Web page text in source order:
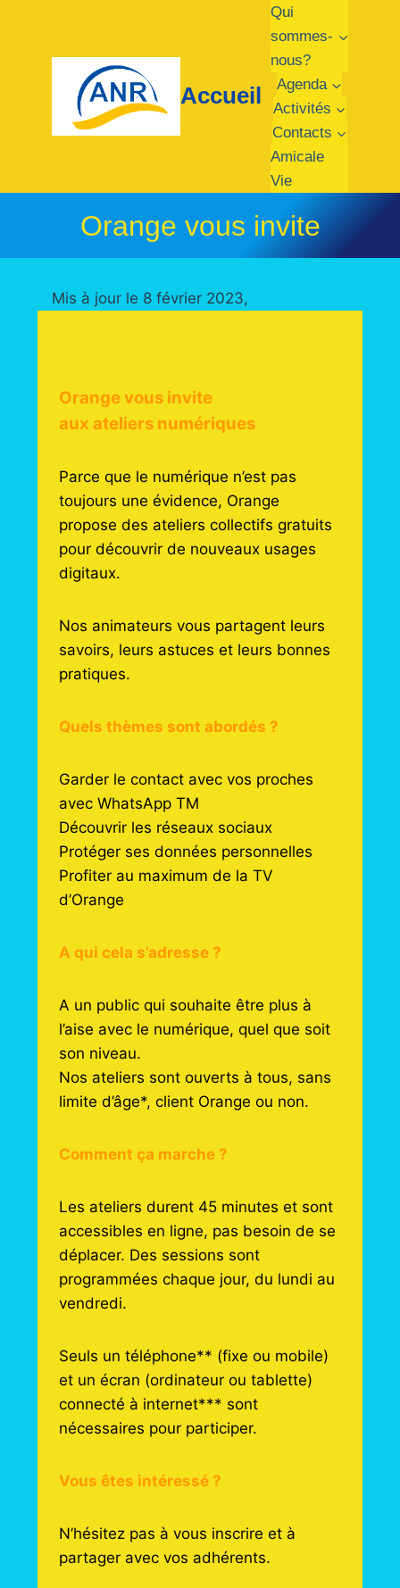
Accueil
Qui
sommes-
nous?
Agenda
Activités
Contacts
Amicale
Vie
Orange vous invite
Mis à jour le 8 février 2023,
Orange vous invite
aux ateliers numériques
Parce que le numérique n’est pas
toujours une évidence, Orange
propose des ateliers collectifs gratuits
pour découvrir de nouveaux usages
digitaux.
Nos animateurs vous partagent leurs
savoirs, leurs astuces et leurs bonnes
pratiques.
Quels thèmes sont abordés ?
Garder le contact avec vos proches
avec WhatsApp TM
Découvrir les réseaux sociaux
Protéger ses données personnelles
Profiter au maximum de la TV
d’Orange
A qui cela s’adresse ?
A un public qui souhaite être plus à
l’aise avec le numérique, quel que soit
son niveau.
Nos ateliers sont ouverts à tous, sans
limite d’âge*, client Orange ou non.
Comment ça marche ?
Les ateliers durent 45 minutes et sont
accessibles en ligne, pas besoin de se
déplacer. Des sessions sont
programmées chaque jour, du lundi au
vendredi.
Seuls un téléphone** (fixe ou mobile)
et un écran (ordinateur ou tablette)
connecté à internet*** sont
nécessaires pour participer.
Vous êtes intéressé ?
N’hésitez pas à vous inscrire et à
partager avec vos adhérents.